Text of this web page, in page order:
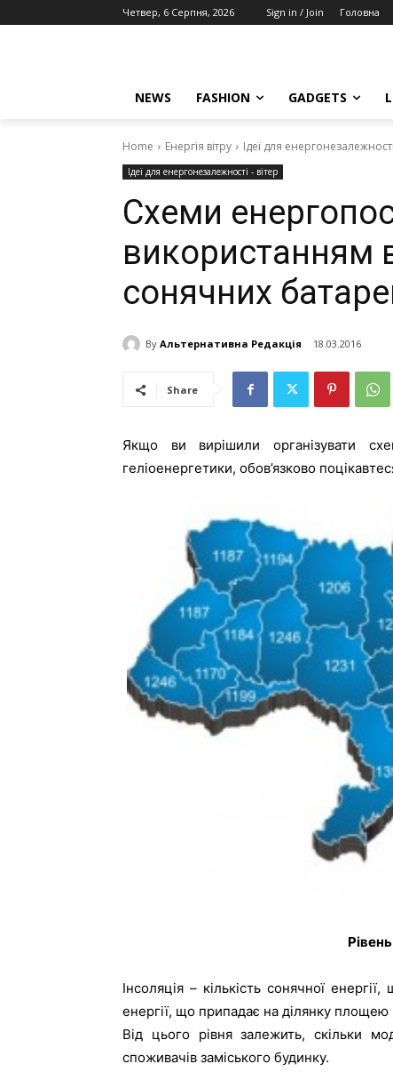
Четвер, 6 Серпня, 2026 Sign in / Join Головна
NEWS FASHION GADGETS
Home Енергія вітру Ідеї для
Ідеї для енергонезалежності - вітер
Схеми
використанням
сонячних
By Альтернативна Редакція 18.03.2016
Share
Якщо ви вирішили організувати
геліоенергетики, обов’язково
Рівень
Інсоляція – кількість сонячної
енергії, що припадає на ділянку
Від цього рівня залежить, скільки
споживачів заміського будинку.